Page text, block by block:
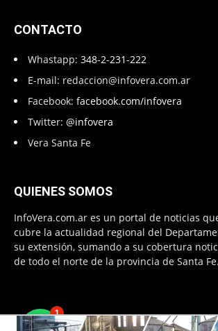
CONTACTO
Whastapp: 348-2-231-222
E-mail: redaccion@infovera.com.ar
Facebook: facebook.com/infovera
Twitter: @infovera
Vera Santa Fe
QUIENES SOMOS
InfoVera.com.ar es un portal de noticias
cubre la actualidad regional del
su extensión, sumando a su cobertura
de todo el norte de la provincia de Santa Fe.
1